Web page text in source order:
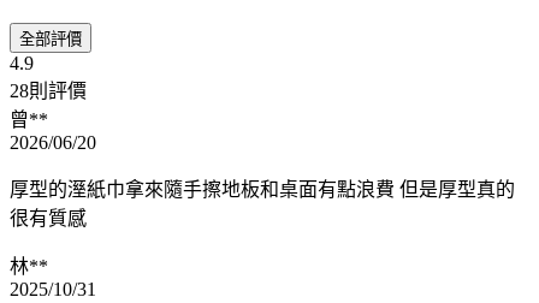
全部評價
4.9
28則評價
曾**
2026/06/20
厚型的溼紙巾拿來隨手擦地板和桌面有點浪費 但是厚型真的
很有質感
林**
2025/10/31